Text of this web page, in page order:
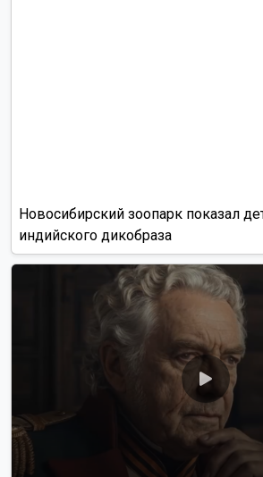
Новосибирский зоопарк показал
индийского дикобраза